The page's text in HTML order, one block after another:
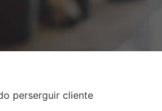
perserguir cliente